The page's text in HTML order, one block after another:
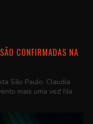
CONFIRMADAS NA
São Paulo. Claudia
mais uma vez! Na